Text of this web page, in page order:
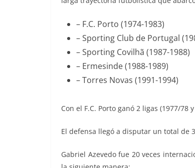
– F.C. Porto (1974-1983)
– Sporting Club de Portugal
– Sporting Covilhã (1987-1988)
– Ermesinde (1988-1989)
– Torres Novas (1991-1994)
Con el F.C. Porto ganó 2 ligas (1977/78
El defensa llegó a disputar un total de
Gabriel Azevedofue 20 veces